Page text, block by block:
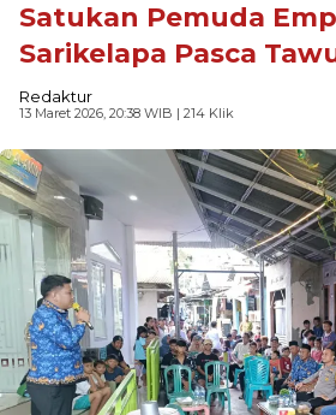
Satukan Pemuda
Sarikelapa Pasca
Redaktur
13 Maret 2026, 20:38 WIB | 214 Klik